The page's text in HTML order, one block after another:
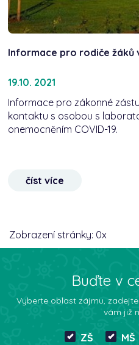
Informace pro rodiče žáků
19.10. 2021
Informace pro zákonné
kontaktu s osobou s
onemocněním COVID-19.
číst více
Zobrazení stránky: 0x
Buďte v
Vyberte oblast zájmu,
vám již
ZŠ MŠ